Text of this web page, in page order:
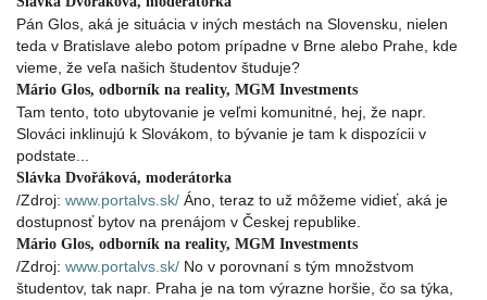
Pán Glos, aká je situácia v iných mestách na Slovensku, nielen
teda v Bratislave alebo potom prípadne v Brne alebo Prahe, kde
vieme, že veľa našich študentov študuje?
Mário Glos, odborník na reality, MGM Investments
Tam tento, toto ubytovanie je veľmi komunitné, hej, že napr.
Slováci inklinujú k Slovákom, to bývanie je tam k dispozícii v
podstate...
Slávka Dvořáková, moderátorka
/Zdroj: www.portalvs.sk/ Áno, teraz to už môžeme vidieť, aká je
dostupnosť bytov na prenájom v Českej republike.
Mário Glos, odborník na reality, MGM Investments
/Zdroj: www.portalvs.sk/ No v porovnaní s tým množstvom
študentov, tak napr. Praha je na tom výrazne horšie, čo sa týka,